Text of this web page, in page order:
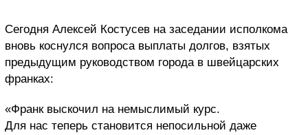
Сегодня Алексей Костусев на заседании исполкома
вновь коснулся вопроса выплаты долгов, взятых
предыдущим руководством города в швейцарских
франках:
«Франк выскочил на немыслимый курс.
Для нас теперь становится непосильной даже